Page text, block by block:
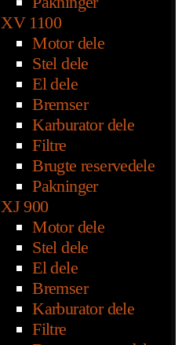
XV 1100
Motor dele
Stel dele
El dele
Bremser
Karburator dele
Filtre
Brugte reservedele
Pakninger
XJ 900
Motor dele
Stel dele
El dele
Bremser
Karburator dele
Filtre